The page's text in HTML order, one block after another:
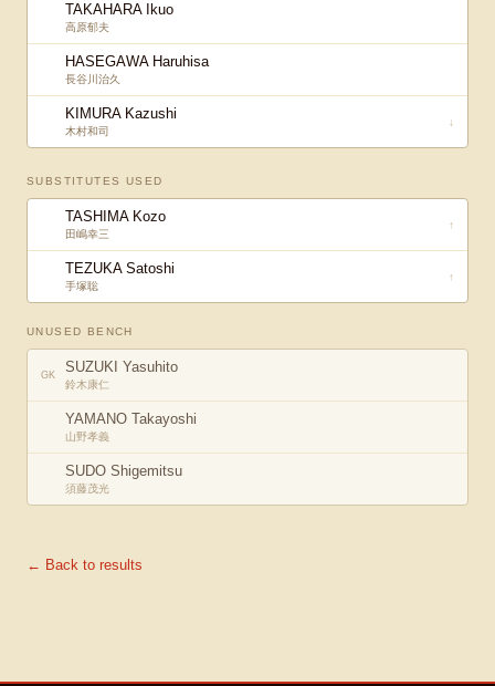
TAKAHARA Ikuo
高原郁夫
HASEGAWA Haruhisa
長谷川治久
KIMURA Kazushi
木村和司
↓
SUBSTITUTES USED
TASHIMA Kozo
田嶋幸三
↑
TEZUKA Satoshi
手塚聡
↑
UNUSED BENCH
GK SUZUKI Yasuhito
鈴木康仁
YAMANO Takayoshi
山野孝義
SUDO Shigemitsu
須藤茂光
← Back to results